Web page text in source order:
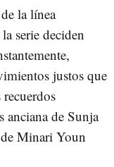
la línea
serie deciden
justos que
anciana de Sunja
Minari Youn